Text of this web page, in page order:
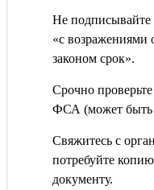
Не подписывайте
«с возражениями
законом срок».
Срочно проверьте
ФСА (может быть
Свяжитесь с
потребуйте
документу.